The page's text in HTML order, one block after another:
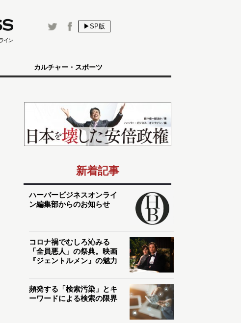
▶SP版
カルチャー・スポーツ
新着記事
ハーバービジネスオンライ
ン編集部からのお知らせ
コロナ禍でむしろ沁みる
「全員悪人」の祭典。映画
『ジェントルメン』の魅力
頻発する「検索汚染」とキ
ーワードによる検索の限界